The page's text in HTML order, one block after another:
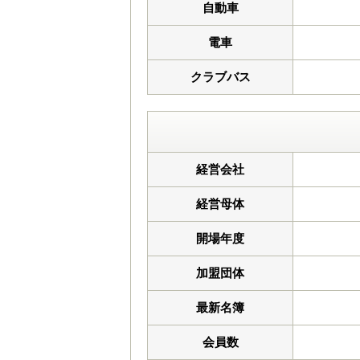
自動車
電車
クラブバス
経営会社
経営母体
開場年度
加盟団体
最新名簿
会員数